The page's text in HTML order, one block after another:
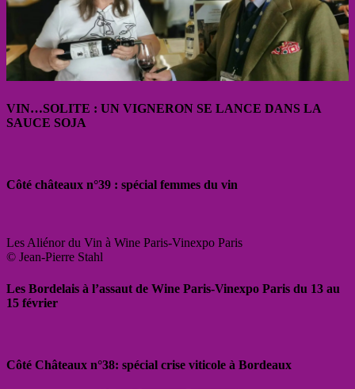
VIN…SOLITE : UN VIGNERON SE LANCE DANS LA
SAUCE SOJA
Côté châteaux n°39 : spécial femmes du vin
Les Aliénor du Vin à Wine Paris-Vinexpo Paris
© Jean-Pierre Stahl
Les Bordelais à l’assaut de Wine Paris-Vinexpo Paris du 13 au
15 février
Côté Châteaux n°38: spécial crise viticole à Bordeaux